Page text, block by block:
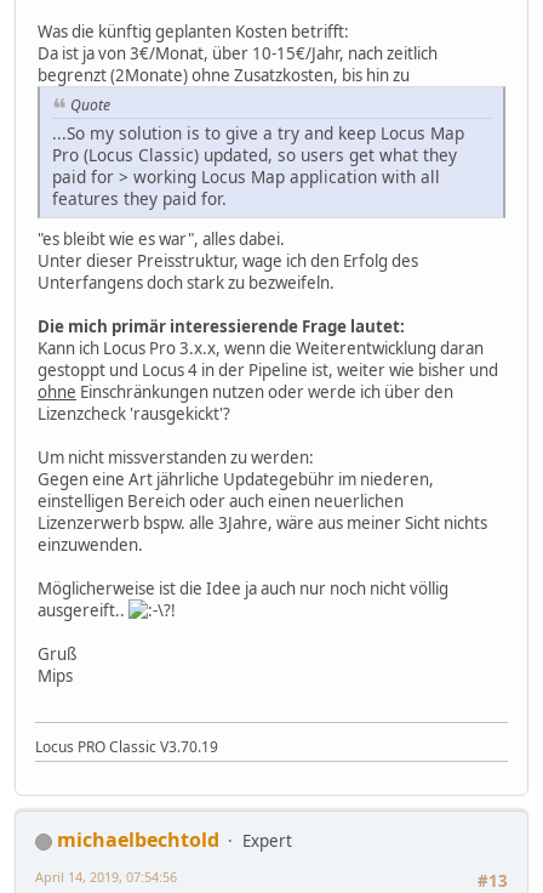
Was die künftig geplanten Kosten betrifft:
Da ist ja von 3€/Monat, über 10-15€/Jahr, nach zeitlich
begrenzt (2Monate) ohne Zusatzkosten, bis hin zu
Quote
...So my solution is to give a try and keep Locus Map
Pro (Locus Classic) updated, so users get what they
paid for > working Locus Map application with all
features they paid for.
"es bleibt wie es war", alles dabei.
Unter dieser Preisstruktur, wage ich den Erfolg des
Unterfangens doch stark zu bezweifeln.
Die mich primär interessierende Frage lautet:
Kann ich Locus Pro 3.x.x, wenn die Weiterentwicklung daran
gestoppt und Locus 4 in der Pipeline ist, weiter wie bisher und
ohne Einschränkungen nutzen oder werde ich über den
Lizenzcheck 'rausgekickt'?
Um nicht missverstanden zu werden:
Gegen eine Art jährliche Updategebühr im niederen,
einstelligen Bereich oder auch einen neuerlichen
Lizenzerwerb bspw. alle 3Jahre, wäre aus meiner Sicht nichts
einzuwenden.
Möglicherweise ist die Idee ja auch nur noch nicht völlig
ausgereift..
?!
Gruß
Mips
Locus PRO Classic V3.70.19
michaelbechtold
Expert
#13
April 14, 2019, 07:54:56